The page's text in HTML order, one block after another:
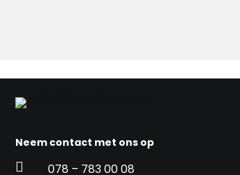
Neem contact met ons op
 078 – 783 00 08